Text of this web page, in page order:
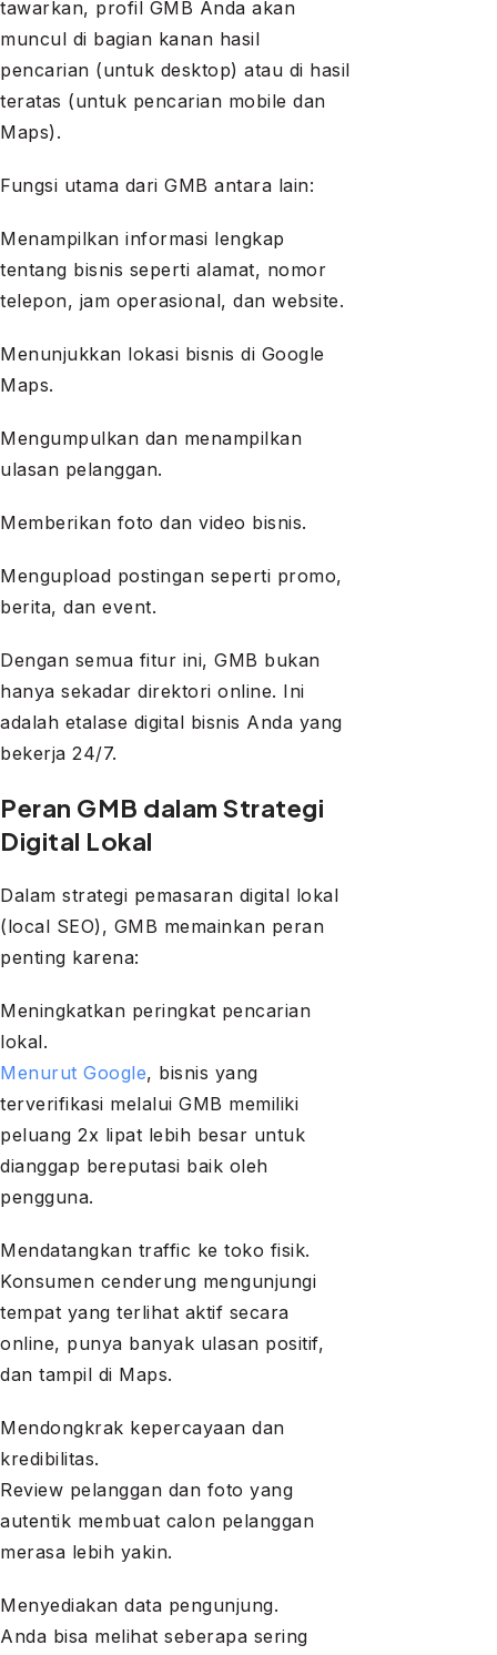
tawarkan, profil GMB Anda akan
muncul di bagian kanan hasil
pencarian (untuk desktop) atau di hasil
teratas (untuk pencarian mobile dan
Maps).
Fungsi utama dari GMB antara lain:
Menampilkan informasi lengkap
tentang bisnis seperti alamat, nomor
telepon, jam operasional, dan website.
Menunjukkan lokasi bisnis di Google
Maps.
Mengumpulkan dan menampilkan
ulasan pelanggan.
Memberikan foto dan video bisnis.
Mengupload postingan seperti promo,
berita, dan event.
Dengan semua fitur ini, GMB bukan
hanya sekadar direktori online. Ini
adalah etalase digital bisnis Anda yang
bekerja 24/7.
Peran GMB dalam Strategi
Digital Lokal
Dalam strategi pemasaran digital lokal
(local SEO), GMB memainkan peran
penting karena:
Meningkatkan peringkat pencarian
lokal.
Menurut Google, bisnis yang
terverifikasi melalui GMB memiliki
peluang 2x lipat lebih besar untuk
dianggap bereputasi baik oleh
pengguna.
Mendatangkan traffic ke toko fisik.
Konsumen cenderung mengunjungi
tempat yang terlihat aktif secara
online, punya banyak ulasan positif,
dan tampil di Maps.
Mendongkrak kepercayaan dan
kredibilitas.
Review pelanggan dan foto yang
autentik membuat calon pelanggan
merasa lebih yakin.
Menyediakan data pengunjung.
Anda bisa melihat seberapa sering